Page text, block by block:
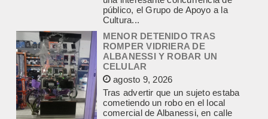
MENOR DETENIDO TRAS
ROMPER VIDRIERA DE
ALBANESSI Y ROBAR UN
CELULAR
agosto 9, 2026
Tras advertir que un sujeto estaba
cometiendo un robo en el local
comercial de Albanessi, en calle
Rivadavia y Salgado,...
FALLECIO UN JOVEN DE 24 AÑOS